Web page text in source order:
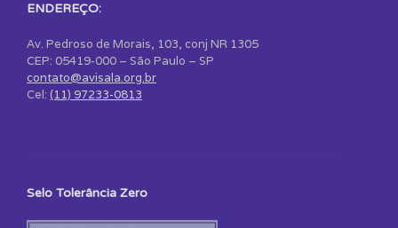
ENDEREÇO:
Av. Pedroso de Morais, 103, conj NR 1305
CEP: 05419-000 – São Paulo – SP
contato@avisala.org.br
Cel: (11) 97233-0813
Selo Tolerância Zero